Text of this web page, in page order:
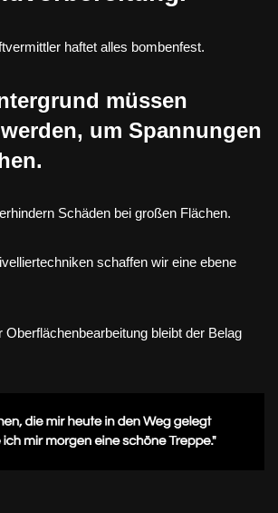
haftet alles bombenfest.
müssen
um Spannungen
Schäden bei großen Flächen.
schaffen wir eine ebene
Oberflächenbearbeitung bleibt der Belag